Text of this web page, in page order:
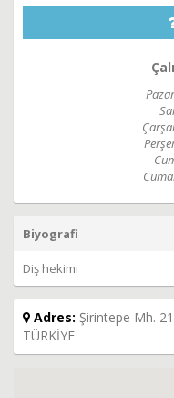
Biyografi
Diş hekimi
Adres: Şirintepe Mh.
TÜRKİYE